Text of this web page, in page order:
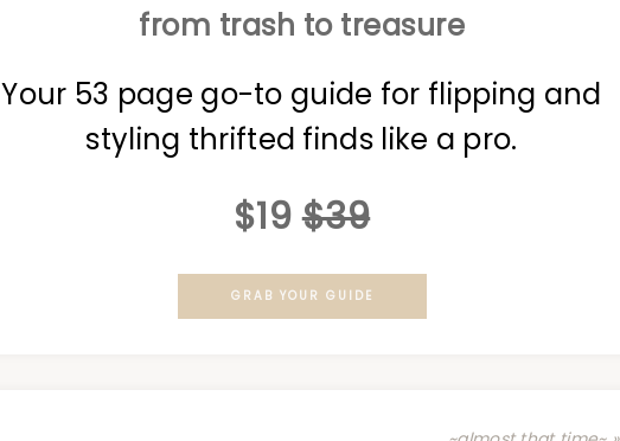
from trash to treasure
Your 53 page go-to guide for flipping and
styling thrifted finds like a pro.
$19 $39
GRAB YOUR GUIDE